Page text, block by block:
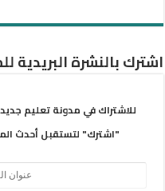
اشترك بالنشرة البريدية
للاشتراك في مدونة تعليم
"اشترك" لتستقبل أحدث